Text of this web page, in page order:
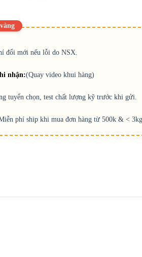
đổi mới nếu lỗi do NSX.
nhận:(Quay video khui hàng)
tuyển chọn, test chất lượng kỹ trước khi gửi.
phí ship khi mua đơn hàng từ 500k & <